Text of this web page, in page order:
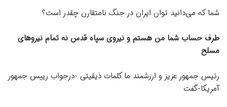
شما که می‌دانید توان ایران در جنگ نامتقارن چقدر است؟
طرف حساب شما من هستم و نیروی سپاه قدس نه تمام نیروهای
مسلح
رئیس جمهور عزیز و ارزشمند ما کلمات ذیقیتی -درجواب رییس جمهور
آمریکا-گفت